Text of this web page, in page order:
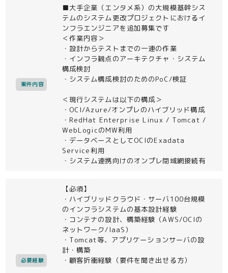
案件内容
■大手企業（エンタメ系）の大規模基幹シス
テムのシステム更改プロジェクトにおけるイ
ンフラエンジニアを追加募集です
＜作業内容＞
・設計からテストまでの一連の作業
・インフラ観点のアーキテクチャ・システム
構成検討
・システム構成検討のためのPoC/検証
＜現行システムは以下の構成＞
・OCI/Azure/オンプレのハイブリッド構成
・RedHat Enterprise Linux / Tomcat /
WebLogicのMW利用
・データベースとしてOCIのExadata
Service利用
・システム連携向けのオンプレ閉域網接続有
必要経験
【必須】
・ハイブリッドクラウド・サーバ100台規模
のインフラシステムの基本設計経験
・コンテナの設計、構築経験（AWS/OCIの
ネットワーク/IaaS）
・Tomcat等、アプリケーションサーバの設
計・構築
・顧客折衝経験（要件を聞き出せる方）